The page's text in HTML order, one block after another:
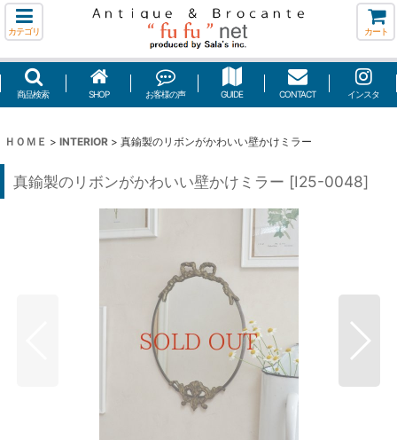
カテゴリ カート
商品検索 SHOP お客様の声 GUIDE CONTACT インスタ
ＨＯＭＥ > INTERIOR > 真鍮製のリボンがかわいい壁かけミラー
真鍮製のリボンがかわいい壁かけミラー [I25-0048]